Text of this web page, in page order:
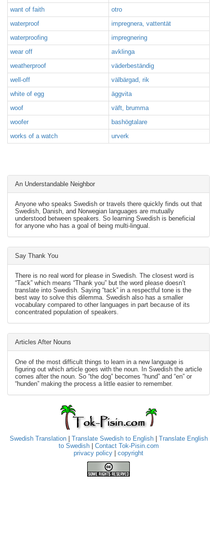
want of faith
otro
waterproof
impregnera, vattentät
waterproofing
impregnering
wear off
avklinga
weatherproof
väderbeständig
well-off
välbärgad, rik
white of egg
äggvita
woof
väft, brumma
woofer
bashögtalare
works of a watch
urverk
An Understandable Neighbor
Anyone who speaks Swedish or travels there quickly finds out that
Swedish, Danish, and Norwegian languages are mutually
understood between speakers. So learning Swedish is beneficial
for anyone who has a goal of being multi-lingual.
Say Thank You
There is no real word for please in Swedish. The closest word is
“Tack” which means “Thank you” but the word please doesn’t
translate into Swedish. Saying “tack” in a respectful tone is the
best way to solve this dilemma. Swedish also has a smaller
vocabulary compared to other languages in part because of its
concentrated population of speakers.
Articles After Nouns
One of the most difficult things to learn in a new language is
figuring out which article goes with the noun. In Swedish the article
comes after the noun. So “the dog” becomes “hund” and “en” or
“hunden” making the process a little easier to remember.
Swedish Translation| Translate Swedish to English| Translate English
to Swedish| Contact Tok-Pisin.com
privacy policy
copyright